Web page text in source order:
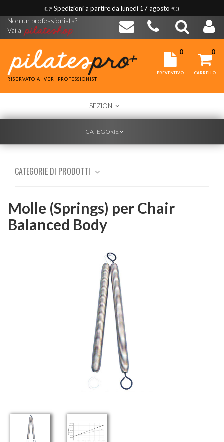
👉Spedizioni a partire da lunedì 17 agosto 👈
Non un professionista?
Vai a
RISERVATO AI VERI PROFESSIONISTI
0
PREVENTIVO
0
CARRELLO
TOGGLE
NAVIGATION
SEZIONI
TOGGLE
CATEGORIE
CATEGORIE DI PRODOTTI
Molle (Springs) per Chair
Balanced Body